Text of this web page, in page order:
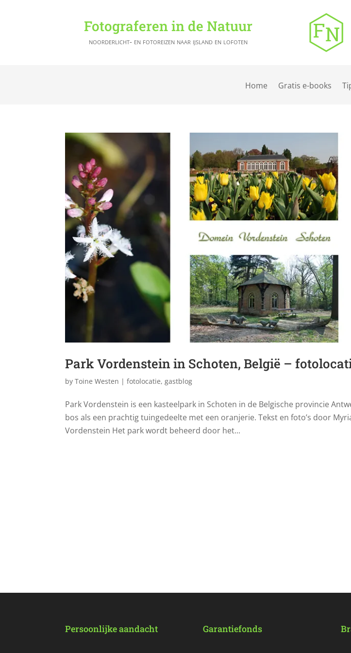
Fotograferen in de Natuur
noorderlicht- en fotoreizen naar ijsland en lofoten
Home Gratis e-books
Park Vordenstein in Schoten, België –
byToine Westen |fotolocatie,gastblog
Park Vordenstein is een kasteelpark in Schoten in de Belgische provincie
bos als een prachtig tuingedeelte met een oranjerie. Tekst en foto’s door
Vordenstein Het park wordt beheerd door het...
Persoonlijke aandacht Garantiefonds